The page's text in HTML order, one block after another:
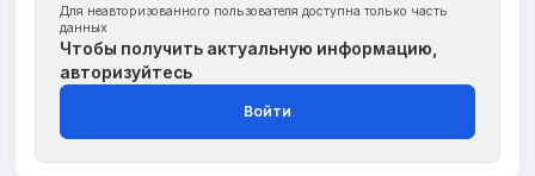
Для неавторизованного пользователя доступна только часть
данных
Чтобы получить актуальную информацию,
авторизуйтесь
Войти